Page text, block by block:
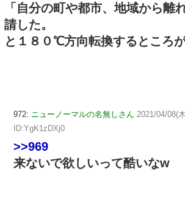
「自分の町や都市、地域から離
請した。
と１８０℃方向転換するところ
972: ニューノーマルの名無しさん 2021/04/08(
ID:YgK1zDXj0
>>969
来ないで欲しいって酷いなw